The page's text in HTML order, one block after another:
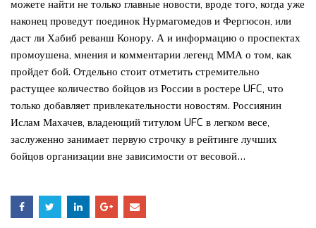
можете найти не только главные новости, вроде того, когда уже
наконец проведут поединок Нурмагомедов и Фергюсон, или
даст ли Хабиб реванш Конору. А и информацию о проспектах
промоушена, мнения и комментарии легенд ММА о том, как
пройдет бой. Отдельно стоит отметить стремительно
растущее количество бойцов из России в ростере UFC, что
только добавляет привлекательности новостям. Россиянин
Ислам Махачев, владеющий титулом UFC в легком весе,
заслуженно занимает первую строчку в рейтинге лучших
бойцов организации вне зависимости от весовой…